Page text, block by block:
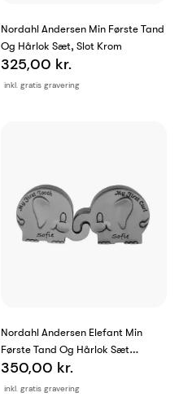
Nordahl Andersen Min Første Tand
Og Hårlok Sæt, Slot Krom
inkl. gratis gravering
325,00 kr.
Nordahl Andersen Elefant Min
Første Tand Og Hårlok Sæt
Fortinnet
inkl. gratis gravering
350,00 kr.